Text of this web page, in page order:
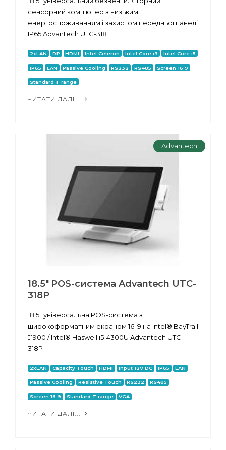
сенсорний комп'ютер з низьким
енергоспоживанням і захистом передньої панелі
IP65 Advantech UTC-318
2xLAN DP HDMI Intel Celeron Intel Core i3 Intel Core i5
IP65 LAN Passive Cooling RS232 RS485 Screen 16:9
Standard T range
ЧИТАТИ ДАЛІ...
Advantech
18.5" POS-система Advantech UTC-
318P
18.5" універсальна POS-система з
широкоформатним екраном 16: 9 на Intel® BayTrail
J1900 / Intel® Haswell i5-4300U Advantech UTC-
318P
2xLAN Capacity Touch HDMI Input 12V DC IP65 LAN
Passive Cooling Resistive Touch RS232 RS485
Screen 16:9 Standard T range VGA
ЧИТАТИ ДАЛІ...